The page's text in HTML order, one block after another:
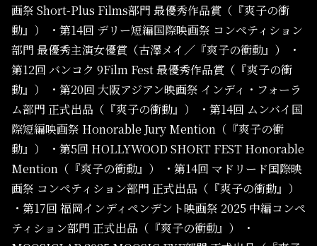
画祭 Short-Plus Films部門 最優秀作品賞（『爽子の衝
動』）
・第14回 デリー短編国際映画祭 コンペティション
部門 最優秀主演女優賞（古澤メイ／『爽子の衝動』）
・
第12回 バンコク 9Film Fest 最優秀作品賞（『爽子の衝
動』）
・第20回 大阪アジアン映画祭 インディ・フォーラ
ム部門 正式出品（『爽子の衝動』）
・第14回 ムンバイ国
際短編映画祭 Honorable Jury Mention（『爽子の衝
動』）
・第5回 HOLLYWOOD SHORT FEST Honorable
Mention（『爽子の衝動』）
・第14回 マドリード国際映
画祭 コンペティション部門 正式出品（『爽子の衝動』）
・第17回 福岡インディペンデント映画祭 2025 中編コンペ
ティション部門 正式出品（『爽子の衝動』）
・